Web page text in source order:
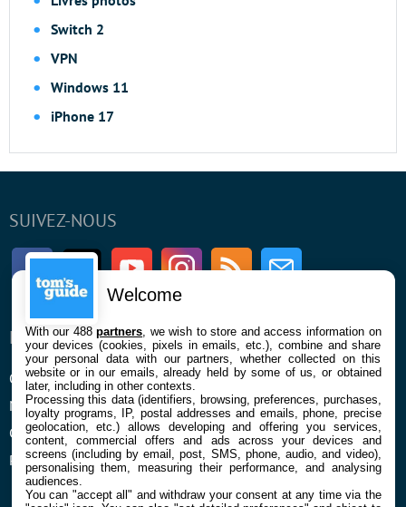
Switch 2
VPN
Windows 11
iPhone 17
SUIVEZ-NOUS
FacebookTwitter Youtube InstagramRSS Newsletter
ENTREPRISE
Qui sommes nous
Mentions légales et CGU
Confidentialité et Cookies
Préférences cookies
À PROPOS
La rédaction
Contact
Welcome
With our 488partners , we wish to store and access information on
your devices (cookies, pixels in emails, etc.), combine and share
your personal data with our partners, whether collected on this
website or in our emails, already held by some of us, or obtained
later, including in other contexts.
Processing this data (identifiers, browsing, preferences, purchases,
loyalty programs, IP, postal addresses and emails, phone, precise
geolocation, etc.) allows developing and offering you services,
content, commercial offers and ads across your devices and
screens (including by email, post, SMS, phone, audio, and video),
personalising them, measuring their performance, and analysing
audiences.
You can "accept all" and withdraw your consent at any time via the